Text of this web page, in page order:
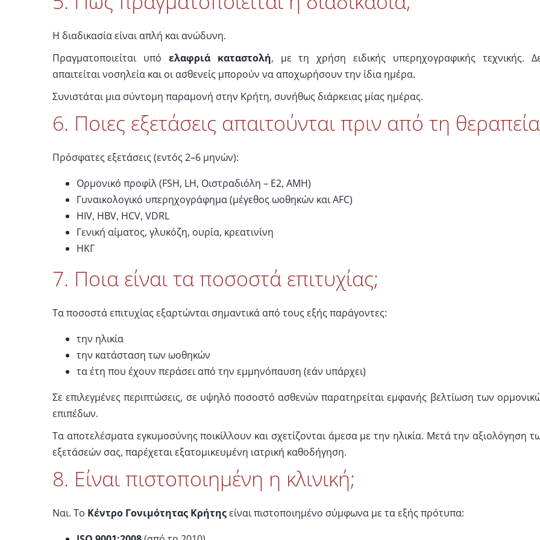
Η διαδικασία είναι απλή και ανώδυνη.
Πραγματοποιείται υπό ελαφριά καταστολή, με τη χρήση ειδικής υπερηχογραφικής τεχνικής.
απαιτείται νοσηλεία και οι ασθενείς μπορούν να αποχωρήσουν την ίδια ημέρα.
Συνιστάται μια σύντομη παραμονή στην Κρήτη, συνήθως διάρκειας μίας ημέρας.
6. Ποιες εξετάσεις απαιτούνται πριν από τη
Πρόσφατες εξετάσεις (εντός 2–6 μηνών):
Ορμονικό προφίλ (FSH, LH, Οιστραδιόλη – E2, AMH)
Γυναικολογικό υπερηχογράφημα (μέγεθος ωοθηκών και AFC)
HIV, HBV, HCV, VDRL
Γενική αίματος, γλυκόζη, ουρία, κρεατινίνη
ΗΚΓ
7. Ποια είναι τα ποσοστά επιτυχίας;
Τα ποσοστά επιτυχίας εξαρτώνται σημαντικά από τους εξής παράγοντες:
την ηλικία
την κατάσταση των ωοθηκών
τα έτη που έχουν περάσει από την εμμηνόπαυση (εάν υπάρχει)
Σε επιλεγμένες περιπτώσεις, σε υψηλό ποσοστό ασθενών παρατηρείται εμφανής βελτίωση των
επιπέδων.
Τα αποτελέσματα εγκυμοσύνης ποικίλλουν και σχετίζονται άμεσα με την ηλικία. Μετά την αξιολόγηση
εξετάσεών σας, παρέχεται εξατομικευμένη ιατρική καθοδήγηση.
8. Είναι πιστοποιημένη η κλινική;
Ναι. Το Κέντρο Γονιμότητας Κρήτηςείναι πιστοποιημένο σύμφωνα με τα εξής πρότυπα: